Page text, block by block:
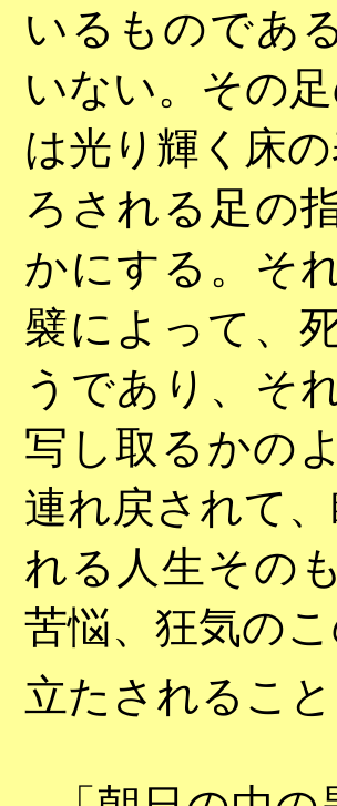
いるものであ
いない。その
は光り輝く床
ろされる足の
かにする。そ
襞によって、
うであり、そ
写し取るかの
連れ戻されて
れる人生その
苦悩、狂気の
立たされるこ